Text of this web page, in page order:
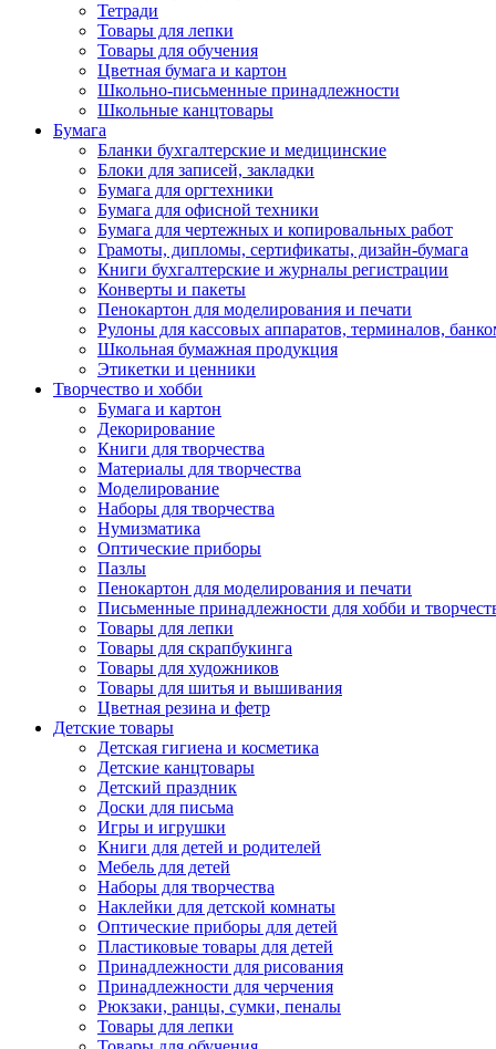
Тетради
Товары для лепки
Товары для обучения
Цветная бумага и картон
Школьно-письменные принадлежности
Школьные канцтовары
Бумага
Бланки бухгалтерские и медицинские
Блоки для записей, закладки
Бумага для оргтехники
Бумага для офисной техники
Бумага для чертежных и копировальных работ
Грамоты, дипломы, сертификаты, дизайн-бумага
Книги бухгалтерские и журналы регистрации
Конверты и пакеты
Пенокартон для моделирования и печати
Рулоны для кассовых аппаратов, терминалов,
Школьная бумажная продукция
Этикетки и ценники
Творчество и хобби
Бумага и картон
Декорирование
Книги для творчества
Материалы для творчества
Моделирование
Наборы для творчества
Нумизматика
Оптические приборы
Пазлы
Пенокартон для моделирования и печати
Письменные принадлежности для хобби и
Товары для лепки
Товары для скрапбукинга
Товары для художников
Товары для шитья и вышивания
Цветная резина и фетр
Детские товары
Детская гигиена и косметика
Детские канцтовары
Детский праздник
Доски для письма
Игры и игрушки
Книги для детей и родителей
Мебель для детей
Наборы для творчества
Наклейки для детской комнаты
Оптические приборы для детей
Пластиковые товары для детей
Принадлежности для рисования
Принадлежности для черчения
Рюкзаки, ранцы, сумки, пеналы
Товары для лепки